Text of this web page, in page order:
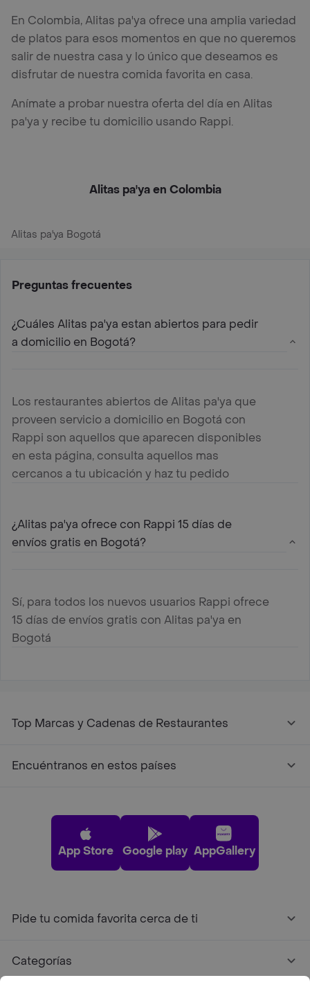
En Colombia, Alitas pa'ya ofrece una amplia variedad
de platos para esos momentos en que no queremos
salir de nuestra casa y lo único que deseamos es
disfrutar de nuestra comida favorita en casa.
Anímate a probar nuestra oferta del día en Alitas
pa'ya y recibe tu domicilio usando Rappi.
Alitas pa'ya en Colombia
Alitas pa'ya Bogotá
Preguntas frecuentes
¿Cuáles Alitas pa'ya estan abiertos para pedir
a domicilio en Bogotá?
Los restaurantes abiertos de Alitas pa'ya que
proveen servicio a domicilio en Bogotá con
Rappi son aquellos que aparecen disponibles
en esta página, consulta aquellos mas
cercanos a tu ubicación y haz tu pedido
¿Alitas pa'ya ofrece con Rappi 15 días de
envíos gratis en Bogotá?
Sí, para todos los nuevos usuarios Rappi ofrece
15 días de envíos gratis con Alitas pa'ya en
Bogotá
Top Marcas y Cadenas de Restaurantes
Encuéntranos en estos países
App Store Google play AppGallery
Pide tu comida favorita cerca de ti
Categorías